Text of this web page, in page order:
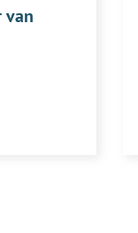
van